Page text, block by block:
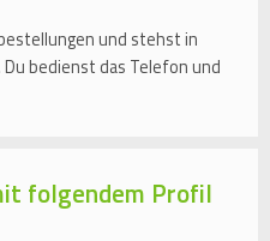
und stehst in
bedienst das Telefon und
folgendem Profil